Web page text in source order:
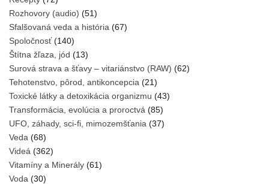
Rozhovory (audio) (51)
Sfalšovaná veda a história (67)
Spoločnosť(140)
Štítna žľaza, jód (13)
Surová strava a šťavy – vitariánstvo (RAW) (62)
Tehotenstvo, pôrod, antikoncepcia (21)
Toxické látky a detoxikácia organizmu (43)
Transformácia, evolúcia a proroctvá (85)
UFO, záhady, sci-fi, mimozemšťania (37)
Veda (68)
Videá (362)
Vitamíny a Minerály (61)
Voda (30)